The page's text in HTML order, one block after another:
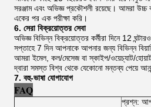
সরঞ্জাম এবং অভিজ্ঞ প্রকৌশলী রয়েছে। আমরা উচ্চ
একের পর এক পরীক্ষা করি।
6. সেরা বিক্রয়োত্তর সেবা
অভিজ্ঞ বিভিন্ন বিক্রয়োত্তর কর্মীরা দিনে 12
সপ্তাহে 7 দিন আপনাকে আপনার জন্য বিভিন্ন
আমরা ইমেল, কল/মেসেজ বা স্কাইপ/ওয়েচ্যাট/
দ্বারা সমস্ত বিশ্ব থেকে যেকোনো মন্তব্য পেয়ে
7. বহু-ভাষা যোগাযোগ
FAQ
প্রশ্ন: